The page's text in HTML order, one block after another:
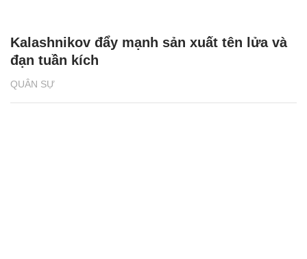
QUÂN SỰ
Kalashnikov đẩy mạnh sản xuất tên lửa và
đạn tuần kích